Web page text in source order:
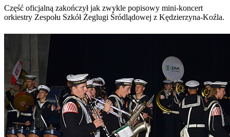
Część oficjalną zakończył jak zwykle popisowy mini-koncert
orkiestry Zespołu Szkół Żeglugi Śródlądowej z Kędzierzyna-Koźla.